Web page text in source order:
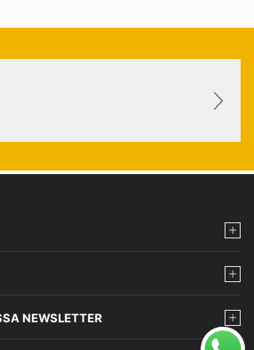
NEWSLETTER